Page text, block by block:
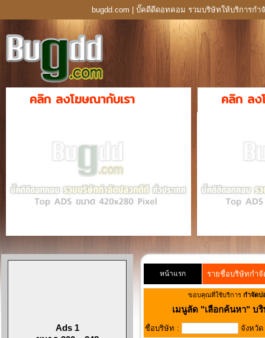
bugdd.com | บั๊คดีดีดอทคอม รวมบริษัทให้บริการกำ
คลิก ลงโฆษณากับเรา คลิก ลง
Ads 1
หน้าแรก รายชื่อบริษัทกำจั
ขอบคุณที่ใช้บริการ กำจัดป
เมนูลัด "เลือกค้นหา" บ
ชื่อบริษัท : จังหวัด